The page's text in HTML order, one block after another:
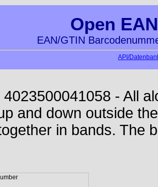
Open
EAN/GTIN
API/
4023500041058 - All
and down outside
in bands. The